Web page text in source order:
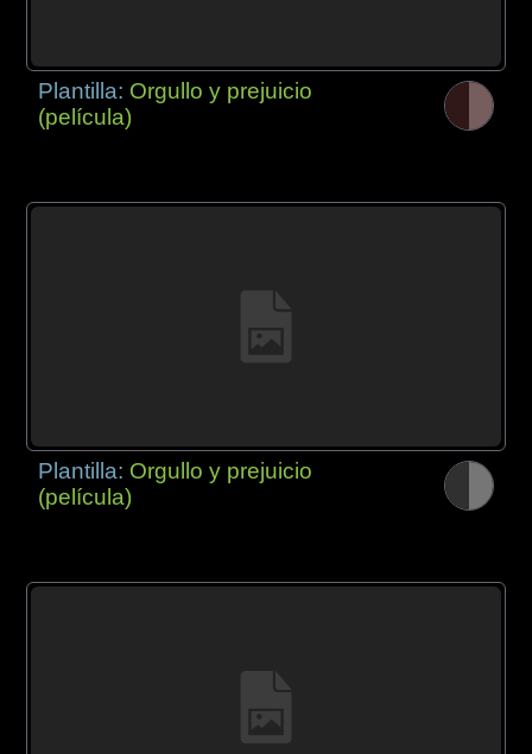
Plantilla: Orgullo y prejuicio
(película)
Plantilla: Orgullo y prejuicio
(película)